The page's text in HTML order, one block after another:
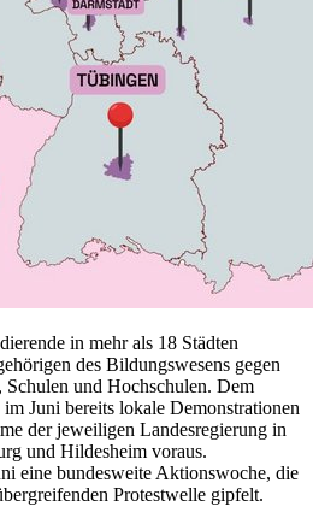
in mehr als 18 Städten
des Bildungswesens gegen
und Hochschulen. Dem
Juni bereits lokale Demonstrationen
der jeweiligen Landesregierung in
und Hildesheim voraus.
eine bundesweite Aktionswoche, die
Protestwelle gipfelt.